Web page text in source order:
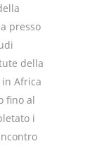
presso
della
Africa
fino al
i